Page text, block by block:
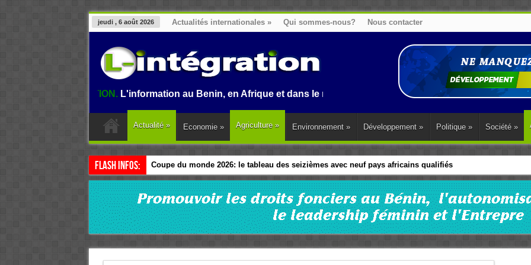
jeudi , 6 août 2026 Actualités internationales » Qui sommes-nous? Nous contacter
L'information au Benin, en Afrique et dans le monde.
Actualité » Economie » Agriculture » Environnement » Développement » Politique » Société »
Flash Infos: Transparence fiscale : les pays africains réunis à Cotonou pour intensifier la traque des capitaux
Coupe du monde 2026: le tableau des seizièmes avec neuf pays africains qualifiés